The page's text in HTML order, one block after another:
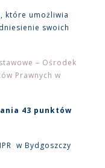
które umożliwia
swoich
– Ośrodek
Prawnych w
43 punktów
w Bydgoszczy